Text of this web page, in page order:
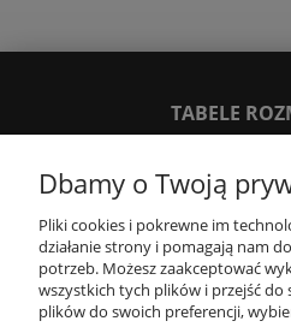
TABELE
SPOSOBY PŁATNOŚCI ORAZ
Dbamy o Twoją
Pliki cookies i pokrewne im
działanie strony i pomagają nam
potrzeb. Możesz zaakceptować
wszystkich tych plików i przejść
plików do swoich preferencji,